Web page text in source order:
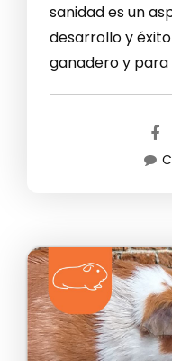
sanidad es un
desarrollo y
ganadero y para